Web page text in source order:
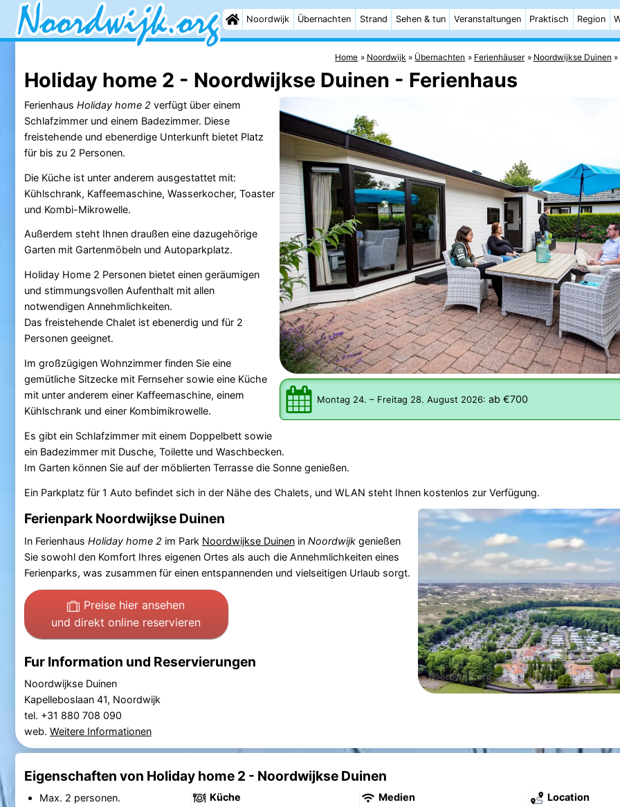
Noordwijk Übernachten Strand Sehen & tun Veranstaltungen Praktisch Region
Home Noordwijk Übernachten Ferienhäuser Noordwijkse Duinen
Holiday home 2 - Noordwijkse Duinen - Ferienhaus
Montag 24. – Freitag 28. August 2026: ab €700
Ferienhaus Holiday home 2 verfügt über einem
Schlafzimmer und einem Badezimmer. Diese
freistehende und ebenerdige Unterkunft bietet Platz
für bis zu 2 Personen.
Die Küche ist unter anderem ausgestattet mit:
Kühlschrank, Kaffeemaschine, Wasserkocher, Toaster
und Kombi-Mikrowelle.
Außerdem steht Ihnen draußen eine dazugehörige
Garten mit Gartenmöbeln und Autoparkplatz.
Holiday Home 2 Personen bietet einen geräumigen
und stimmungsvollen Aufenthalt mit allen
notwendigen Annehmlichkeiten.
Das freistehende Chalet ist ebenerdig und für 2
Personen geeignet.
Im großzügigen Wohnzimmer finden Sie eine
gemütliche Sitzecke mit Fernseher sowie eine Küche
mit unter anderem einer Kaffeemaschine, einem
Kühlschrank und einer Kombimikrowelle.
Es gibt ein Schlafzimmer mit einem Doppelbett sowie
ein Badezimmer mit Dusche, Toilette und Waschbecken.
Im Garten können Sie auf der möblierten Terrasse die Sonne genießen.
Ein Parkplatz für 1 Auto befindet sich in der Nähe des Chalets, und WLAN steht Ihnen kostenlos zur Verfügung.
Ferienpark Noordwijkse Duinen
In Ferienhaus Holiday home 2 im Park Noordwijkse Duinenin Noordwijkgenießen
Sie sowohl den Komfort Ihres eigenen Ortes als auch die Annehmlichkeiten eines
Ferienparks, was zusammen für einen entspannenden und vielseitigen Urlaub sorgt.
Preise hier ansehen
und direkt online reservieren
Fur Information und Reservierungen
Noordwijkse Duinen
Kapelleboslaan 41, Noordwijk
tel. +31 880 708 090
web. Weitere Informationen
Eigenschaften von Holiday home 2 - Noordwijkse Duinen
Max. 2 personen.
Küche
Medien
Location